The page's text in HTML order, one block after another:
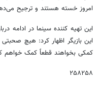
امروز خسته هستند و ترجیح
این تهیه کننده سینما در ادامه
این بازیگر اظهار کرد: هیچ
کمکی بخواهند قطعاً کمک خواهم
۲۵۸۲۵۸